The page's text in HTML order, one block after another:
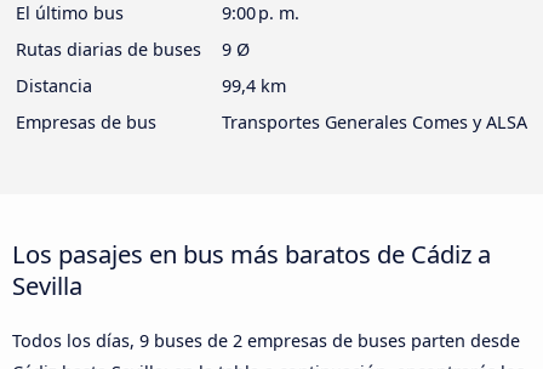
El último bus
9:00 p. m.
Rutas diarias de buses
9 Ø
Distancia
99,4 km
Empresas de bus
Transportes Generales Comes y ALSA
Los pasajes en bus más baratos de Cádiz a
Sevilla
Todos los días, 9 buses de 2 empresas de buses parten desde